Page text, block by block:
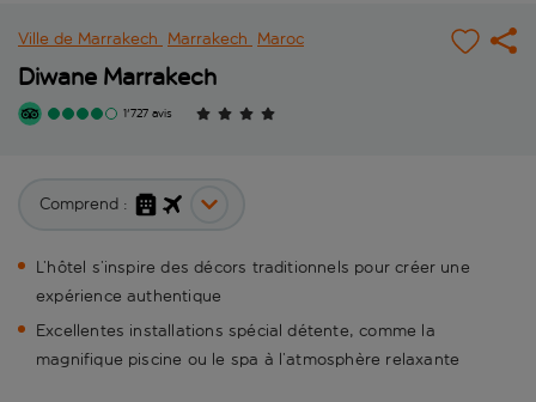
Ville de Marrakech Marrakech Maroc
Diwane Marrakech
1'727 avis
Comprend :
L’hôtel s’inspire des décors traditionnels pour créer une
expérience authentique
Excellentes installations spécial détente, comme la
magnifique piscine ou le spa à l’atmosphère relaxante